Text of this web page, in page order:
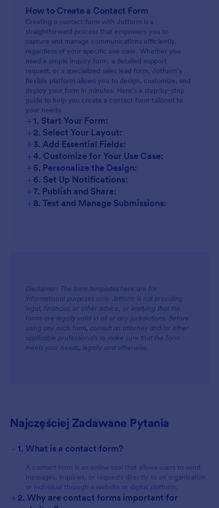
How to Create a Contact Form
Creating a contact form with Jotform is a
straightforward process that empowers you to
capture and manage communications efficiently,
regardless of your specific use case. Whether you
need a simple inquiry form, a detailed support
request, or a specialized sales lead form, Jotform’s
flexible platform allows you to design, customize, and
deploy your form in minutes. Here’s a step-by-step
guide to help you create a contact form tailored to
your needs:
+1. Start Your Form:
+2. Select Your Layout:
+3. Add Essential Fields:
+4. Customize for Your Use Case:
+5. Personalize the Design:
+6. Set Up Notifications:
+7. Publish and Share:
+8. Test and Manage Submissions:
Disclaimer: The form templates here are for
informational purposes only. Jotform is not providing
legal, financial, or other advice, or implying that the
forms are legally valid in all or any jurisdictions. Before
using any such form, consult an attorney and/or other
applicable professionals to make sure that the form
meets your needs, legally and otherwise.
Najczęściej Zadawane Pytania
- 1. What is a contact form?
A contact form is an online tool that allows users to send
messages, inquiries, or requests directly to an organization
or individual through a website or digital platform.
+2. Why are contact forms important for